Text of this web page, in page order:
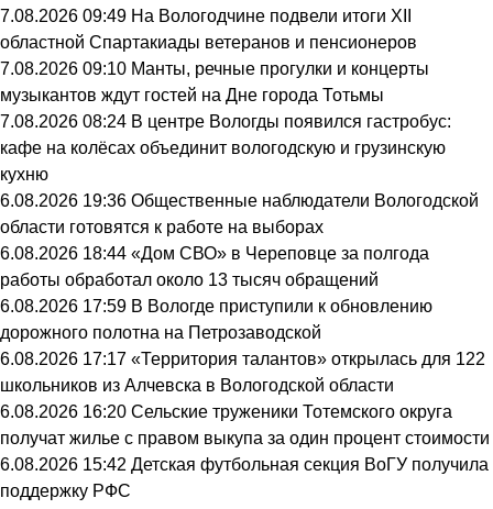
7.08.2026 09:49 На Вологодчине подвели итоги XII
областной Спартакиады ветеранов и пенсионеров
7.08.2026 09:10 Манты, речные прогулки и концерты
музыкантов ждут гостей на Дне города Тотьмы
7.08.2026 08:24 В центре Вологды появился гастробус:
кафе на колёсах объединит вологодскую и грузинскую
кухню
6.08.2026 19:36 Общественные наблюдатели Вологодской
области готовятся к работе на выборах
6.08.2026 18:44 «Дом СВО» в Череповце за полгода
работы обработал около 13 тысяч обращений
6.08.2026 17:59 В Вологде приступили к обновлению
дорожного полотна на Петрозаводской
6.08.2026 17:17 «Территория талантов» открылась для 122
школьников из Алчевска в Вологодской области
6.08.2026 16:20 Сельские труженики Тотемского округа
получат жилье с правом выкупа за один процент стоимости
6.08.2026 15:42 Детская футбольная секция ВоГУ получила
поддержку РФС